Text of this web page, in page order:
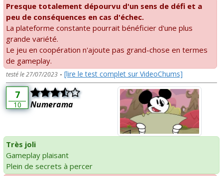
Presque totalement dépourvu d'un sens de défi et a
peu de conséquences en cas d'échec.
La plateforme constante pourrait bénéficier d'une plus
grande variété.
Le jeu en coopération n'ajoute pas grand-chose en termes
de gameplay.
testé le 27/07/2023 - [lire le test complet sur VideoChums]
7
10 Numerama
Très joli
Gameplay plaisant
Plein de secrets à percer